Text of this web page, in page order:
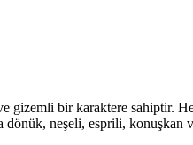
gizemli bir karaktere sahiptir.
dönük, neşeli, esprili, konuşkan